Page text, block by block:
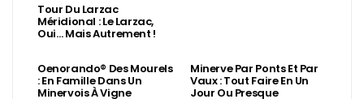
Tour Du Larzac
Méridional : Le Larzac,
Oui… Mais Autrement !
Oenorando® Des Mourels
: En Famille Dans Un
Minervois À Vigne
Minerve Par Ponts Et Par
Vaux : Tout Faire En Un
Jour Ou Presque